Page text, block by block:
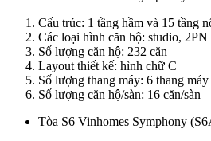
Cấu trúc: 1 tầng hầm và 15 tầng
Các loại hình căn hộ: studio, 2PN
Số lượng căn hộ: 232 căn
Layout thiết kế: hình chữ C
Số lượng thang máy: 6 thang máy
Số lượng căn hộ/sàn: 16 căn/sàn
Tòa S6 Vinhomes Symphony